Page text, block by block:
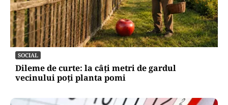
SOCIAL
Dileme de curte: la câți metri de gardul
vecinului poți planta pomi